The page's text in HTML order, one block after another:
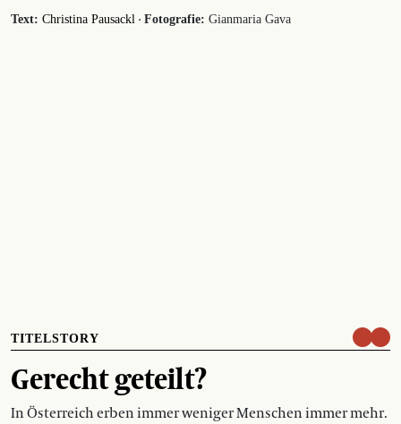
Text: Christina Pausackl · Fotografie: Gianmaria Gava
TITELSTORY
Gerecht geteilt?
In Österreich erben immer weniger Menschen immer mehr.